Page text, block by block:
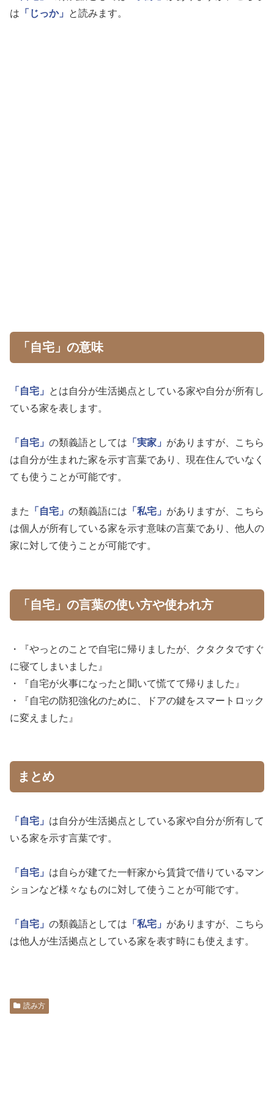
は 「じっか」 と読みます。
「自宅」の意味
「自宅」
とは自分が生活拠点としている家や自分が所有し
ている家を表します。
「自宅」 の類義語としては 「実家」 がありますが、こちら
は自分が生まれた家を示す言葉であり、現在住んでいなく
ても使うことが可能です。
また 「自宅」 の類義語には 「私宅」 がありますが、こちら
は個人が所有している家を示す意味の言葉であり、他人の
家に対して使うことが可能です。
「自宅」の言葉の使い方や使われ方
・『やっとのことで自宅に帰りましたが、クタクタですぐ
に寝てしまいました』
・『自宅が火事になったと聞いて慌てて帰りました』
・『自宅の防犯強化のために、ドアの鍵をスマートロック
に変えました』
まとめ
「自宅」 は自分が生活拠点としている家や自分が所有して
いる家を示す言葉です。
「自宅」 は自らが建てた一軒家から賃貸で借りているマン
ションなど様々なものに対して使うことが可能です。
「自宅」 の類義語としては 「私宅」 がありますが、こちら
は他人が生活拠点としている家を表す時にも使えます。
読み方